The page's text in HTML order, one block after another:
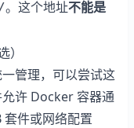
。这个地址不能是
管理，可以尝试这
许 Docker 容器通
件或网络配置